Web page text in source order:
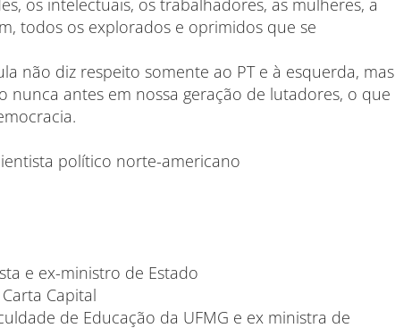
os intelectuais, os trabalhadores, as mulheres, a
todos os explorados e oprimidos que se
não diz respeito somente ao PT e à esquerda, mas
nunca antes em nossa geração de lutadores, o que
político norte-americano
e ex-ministro de Estado
Capital
de Educação da UFMG e ex ministra de